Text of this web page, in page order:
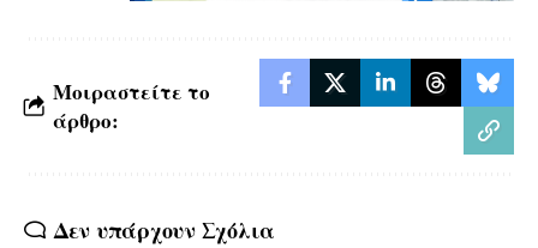
Μοιραστείτε το
άρθρο:
Δεν υπάρχουν Σχόλια